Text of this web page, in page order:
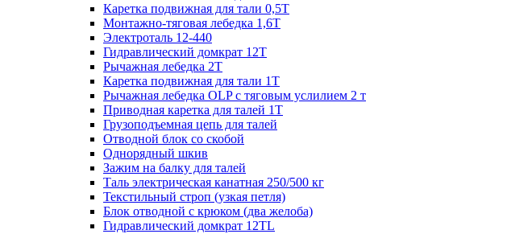
Каретка подвижная для тали 0,5Т
Монтажно-тяговая лебедка 1,6Т
Электроталь 12-440
Гидравлический домкрат 12Т
Рычажная лебедка 2Т
Каретка подвижная для тали 1Т
Рычажная лебедка OLP с тяговым услилием 2 т
Приводная каретка для талей 1Т
Грузоподъемная цепь для талей
Отводной блок со скобой
Однорядный шкив
Зажим на балку для талей
Таль электрическая канатная 250/500 кг
Текстильный строп (узкая петля)
Блок отводной с крюком (два желоба)
Гидравлический домкрат 12TL